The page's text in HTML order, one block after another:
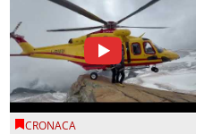
CRONACA